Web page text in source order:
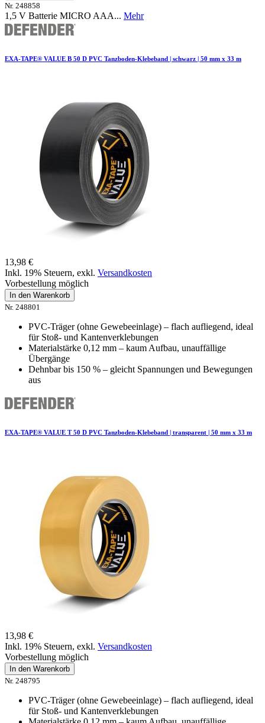
Nr. 248858
1,5 V Batterie MICRO AAA... Mehr
EXA-TAPE® VALUE B 50 D PVC Tanzboden-Klebeband | schwarz | 50 mm x 33 m
13,98 €
Inkl. 19% Steuern, exkl. Versandkosten
Vorbestellung möglich
In den Warenkorb
Nr. 248801
PVC-Träger (ohne Gewebeeinlage) – flach aufliegend, ideal
für Stoß- und Kantenverklebungen
Materialstärke 0,12 mm – kaum Aufbau, unauffällige
Übergänge
Dehnbar bis 150 % – gleicht Spannungen und Bewegungen
aus
EXA-TAPE® VALUE T 50 D PVC Tanzboden-Klebeband | transparent | 50 mm x 33 m
13,98 €
Inkl. 19% Steuern, exkl. Versandkosten
Vorbestellung möglich
In den Warenkorb
Nr. 248795
PVC-Träger (ohne Gewebeeinlage) – flach aufliegend, ideal
für Stoß- und Kantenverklebungen